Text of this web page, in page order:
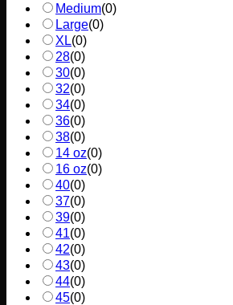
Medium(0)
Large(0)
XL(0)
28(0)
30(0)
32(0)
34(0)
36(0)
38(0)
14 oz(0)
16 oz(0)
40(0)
37(0)
39(0)
41(0)
42(0)
43(0)
44(0)
45(0)